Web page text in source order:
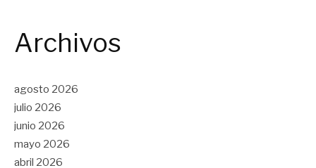
Archivos
agosto 2026
julio 2026
junio 2026
mayo 2026
abril 2026